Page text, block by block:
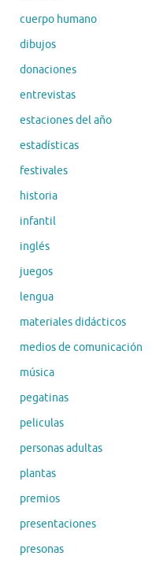
cuerpo humano
dibujos
donaciones
entrevistas
estaciones del año
estadísticas
festivales
historia
infantil
inglés
juegos
lengua
materiales didácticos
medios de comunicación
música
pegatinas
peliculas
personas adultas
plantas
premios
presentaciones
presonas